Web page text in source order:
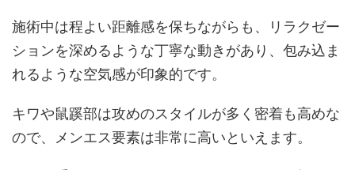
施術中は程よい距離感を保ちながらも、リラクゼー
ションを深めるような丁寧な動きがあり、包み込ま
れるような空気感が印象的です。
キワや鼠蹊部は攻めのスタイルが多く密着も高めな
ので、メンエス要素は非常に高いといえます。